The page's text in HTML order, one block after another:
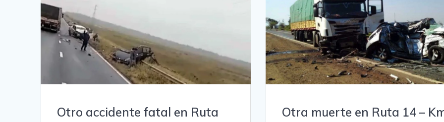
Otro accidente fatal en Ruta
Otra muerte en Ruta 14 –